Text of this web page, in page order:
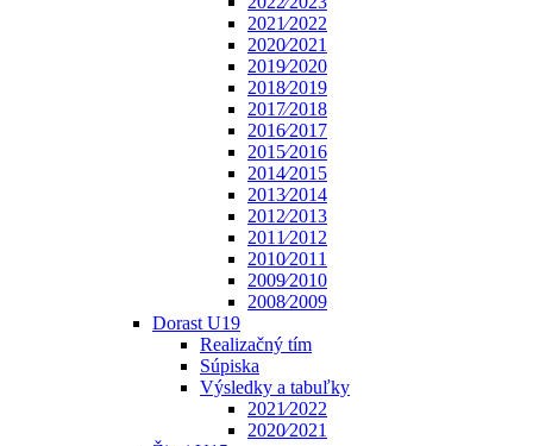
2021⁄2022
2020⁄2021
2019⁄2020
2018⁄2019
2017⁄2018
2016⁄2017
2015⁄2016
2014⁄2015
2013⁄2014
2012⁄2013
2011⁄2012
2010⁄2011
2009⁄2010
2008⁄2009
Dorast U19
Realizačný tím
Súpiska
Výsledky a tabuľky
2021⁄2022
2020⁄2021